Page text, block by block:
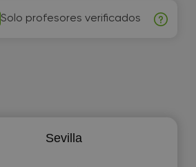
Solo profesores verificados
Sevilla